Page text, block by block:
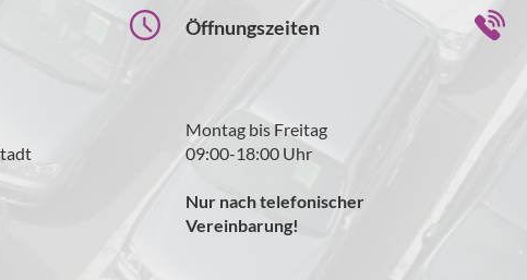
Öffnungszeiten
Montag bis Freitag
09:00-18:00 Uhr
Nur nach telefonischer
Vereinbarung!